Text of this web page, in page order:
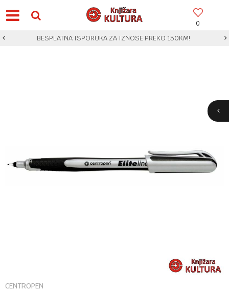
0
BESPLATNA ISPORUKA ZA IZNOSE PREKO 150KM!
CENTROPEN